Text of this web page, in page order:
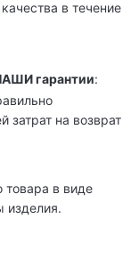
в течение
гарантии:
затрат на возврат
товара в виде
изделия.